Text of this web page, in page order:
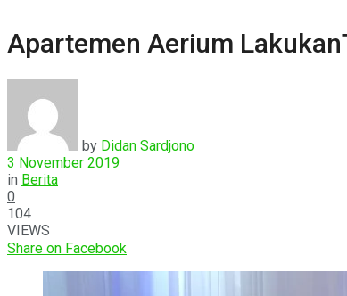
Apartemen Aerium
by Didan Sardjono
3 November 2019
in Berita
0
104
VIEWS
Share on Facebook